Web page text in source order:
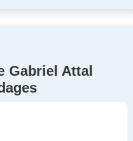
Gabriel Attal